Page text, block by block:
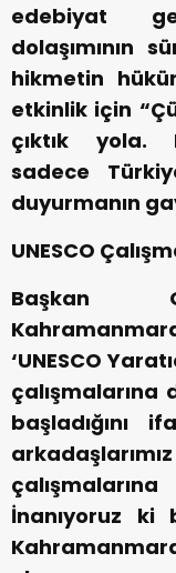
edebiyat
dolaşımının
hikmetin
etkinlik için
çıktık yola.
sadece
duyurmanın
UNESCO
Başkan
‘UNESCO
çalışmalarına
başladığını
İnanıyoruz